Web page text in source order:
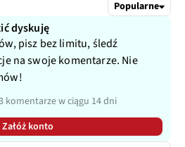
Popularne
dyskuję
pisz bez limitu, śledź
na swoje komentarze. Nie
komentarze w ciągu 14 dni
Załóż konto